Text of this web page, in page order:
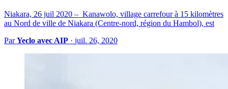
Niakara, 26 juil 2020 – Kanawolo, village carrefour à 15 kilomètres
au Nord de ville de Niakara (Centre-nord, région du Hambol), est
ParYeclo avec AIP · juil. 26, 2020